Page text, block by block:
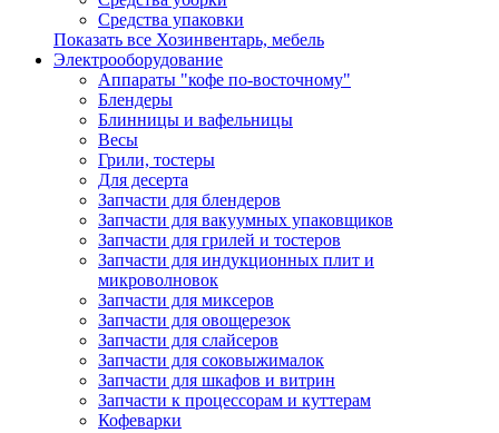
Средства упаковки
Показать все Хозинвентарь, мебель
Электрооборудование
Аппараты "кофе по-восточному"
Блендеры
Блинницы и вафельницы
Весы
Грили, тостеры
Для десерта
Запчасти для блендеров
Запчасти для вакуумных упаковщиков
Запчасти для грилей и тостеров
Запчасти для индукционных плит и
микроволновок
Запчасти для миксеров
Запчасти для овощерезок
Запчасти для слайсеров
Запчасти для соковыжималок
Запчасти для шкафов и витрин
Запчасти к процессорам и куттерам
Кофеварки